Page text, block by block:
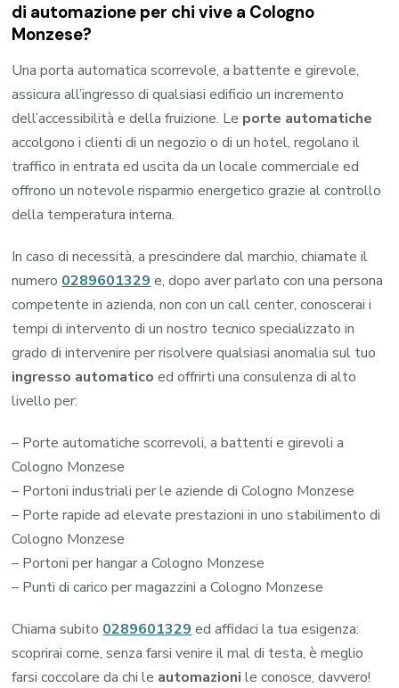
di automazione per chi vive a Cologno
Monzese?
Una porta automatica scorrevole, a battente e girevole,
assicura all’ingresso di qualsiasi edificio un incremento
dell’accessibilità e della fruizione. Le porte automatiche
accolgono i clienti di un negozio o di un hotel, regolano il
traffico in entrata ed uscita da un locale commerciale ed
offrono un notevole risparmio energetico grazie al controllo
della temperatura interna.
In caso di necessità, a prescindere dal marchio, chiamate il
numero 0289601329 e, dopo aver parlato con una persona
competente in azienda, non con un call center, conoscerai i
tempi di intervento di un nostro tecnico specializzato in
grado di intervenire per risolvere qualsiasi anomalia sul tuo
ingresso automatico ed offrirti una consulenza di alto
livello per:
– Porte automatiche scorrevoli, a battenti e girevoli a
Cologno Monzese
– Portoni industriali per le aziende di Cologno Monzese
– Porte rapide ad elevate prestazioni in uno stabilimento di
Cologno Monzese
– Portoni per hangar a Cologno Monzese
– Punti di carico per magazzini a Cologno Monzese
Chiama subito 0289601329 ed affidaci la tua esigenza:
scoprirai come, senza farsi venire il mal di testa, è meglio
farsi coccolare da chi le automazioni le conosce, davvero!